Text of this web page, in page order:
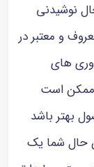
نوشیدنی
و معتبر در
های
ممکن است
بهتر باشد
حال شما یک